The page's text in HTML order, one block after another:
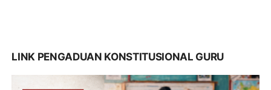
LINK PENGADUAN KONSTITUSIONAL GURU